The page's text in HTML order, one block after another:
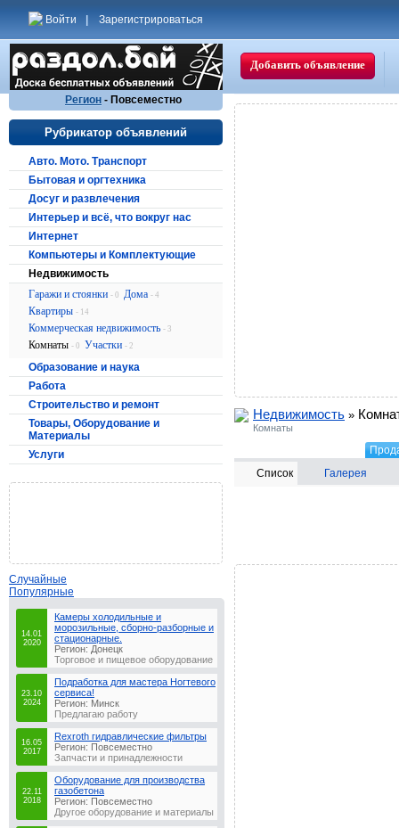
Войти Зарегистрироваться
Добавить объявление
Регион - Повсеместно
Рубрикатор объявлений
Авто. Мото. Транспорт
Бытовая и оргтехника
Досуг и развлечения
Интерьер и всё, что вокруг нас
Интернет
Компьютеры и Комплектующие
Недвижимость
Гаражи и стоянки - 0 Дома - 4
Квартиры - 14
Коммерческая недвижимость - 3
Комнаты - 0 Участки - 2
Образование и наука
Работа
Строительство и ремонт
Товары, Оборудование и
Материалы
Услуги
Случайные
Популярные
14.01
2020
Камеры холодильные и
морозильные, сборно-разборные и
стационарные.
Регион: Донецк
Торговое и пищевое оборудование
23.10
2024
Подработка для мастера Ногтевого
сервиса!
Регион: Минск
Предлагаю работу
16.05
2017
Rexroth гидравлические фильтры
Регион: Повсеместно
Запчасти и принадлежности
22.11
2018
Оборудование для производства
газобетона
Регион: Повсеместно
Другое оборудование и материалы
Недвижимость »
Комнаты
Список
Галерея